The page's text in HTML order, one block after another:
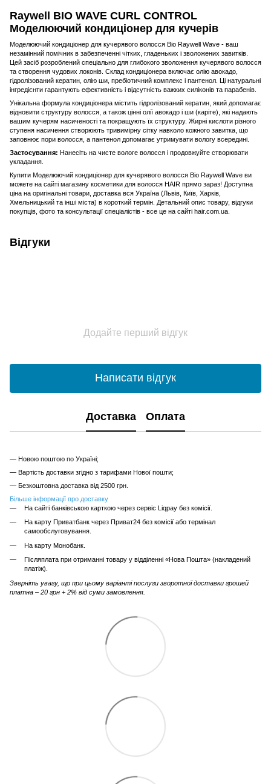
Raywell BIO WAVE CURL CONTROL
Моделюючий кондиціонер для кучерів
Моделюючий кондиціонер для кучерявого волосся Bio Raywell Wave - ваш
незамінний помічник в забезпеченні чітких, гладеньких і зволожених завитків.
Цей засіб розроблений спеціально для глибокого зволоження кучерявого волосся
та створення чудових локонів. Склад кондиціонера включає олію авокадо,
гідролізований кератин, олію ши, пребіотичний комплекс і пантенол. Ці натуральні
інгредієнти гарантують ефективність і відсутність важких силіконів та парабенів.
Унікальна формула кондиціонера містить гідролізований кератин, який допомагає
відновити структуру волосся, а також цінні олії авокадо і ши (каріте), які надають
вашим кучерям насиченості та покращують їх структуру. Жирні кислоти різного
ступеня насичення створюють тривимірну сітку навколо кожного завитка, що
заповнює пори волосся, а пантенол допомагає утримувати вологу всередині.
Застосування: Нанесіть на чисте вологе волосся і продовжуйте створювати
укладання.
Купити Моделюючий кондиціонер для кучерявого волосся Bio Raywell Wave ви
можете на сайті магазину косметики для волосся HAIR прямо зараз! Доступна
ціна на оригінальні товари, доставка вся Україна (Львів, Київ, Харків,
Хмельницький та інші міста) в короткий термін. Детальний опис товару, відгуки
покупців, фото та консультації спеціалістів - все це на сайті hair.com.ua.
Відгуки
Додайте перший відгук
Написати відгук
Доставка Оплата
— Новою поштою по Україні;
— Вартість доставки згідно з тарифами Нової пошти;
— Безкоштовна доставка від 2500 грн.
Більше інформації про доставку
На сайті банківською карткою через сервіс Liqpay без комісії.
На карту Приватбанк через Приват24 без комісії або термінал
самообслуговування.
На карту Монобанк.
Післяплата при отриманні товару у відділенні «Нова Пошта» (накладений
платіж).
Зверніть увагу, що при цьому варіанті послуги зворотної доставки грошей
платна – 20 грн + 2% від суми замовлення.